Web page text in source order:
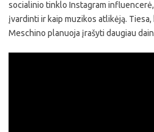
socialinio tinklo Instagram
įvardinti ir kaip muzikos atlikėją.
Meschino planuoja įrašyti daugiau